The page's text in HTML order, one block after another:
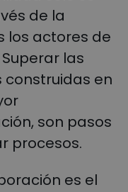
de la
los actores de
las
en
son pasos
procesos.
es el